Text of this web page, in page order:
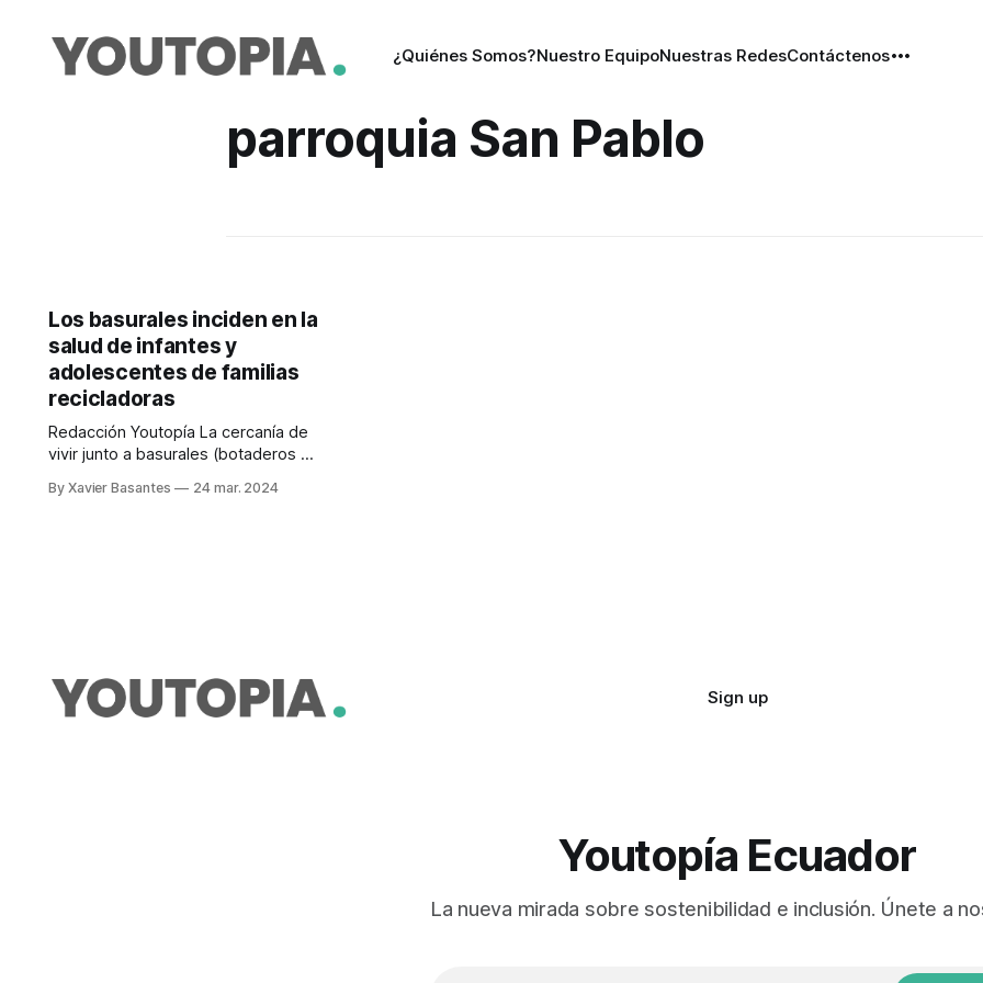
¿Quiénes Somos?Nuestro EquipoNuestras RedesContáctenos
parroquia San Pablo
Los basurales inciden en la
salud de infantes y
adolescentes de familias
recicladoras
Redacción Youtopía La cercanía de
vivir junto a basurales (botaderos o
infantes de las familias recicladoras,
By Xavier Basantes 24 mar. 2024
Sign up
Youtopía Ecuador
La nueva mirada sobre sostenibilidad e inclusión. Únete a